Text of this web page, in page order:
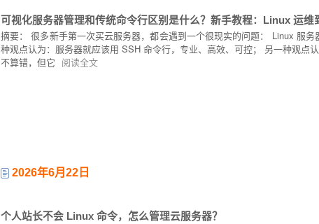
可视化服务器管理和传统命令行区别是什么？新手教程：Linux 运维
摘要：很多新手第一次买云服务器，都会遇到一个很现实的问题： Linux 服
种观点认为：服务器就应该用 SSH 命令行，专业、高效、可控； 另一种观
不算错，但它 阅读全文
2026年6月22日
个人站长不会 Linux 命令，怎么管理云服务器？